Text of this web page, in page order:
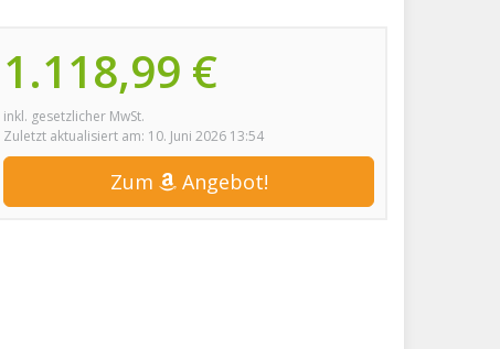
1.118,99 €
inkl. gesetzlicher MwSt.
Zuletzt aktualisiert am: 10. Juni 2026 13:54
Zum Angebot!